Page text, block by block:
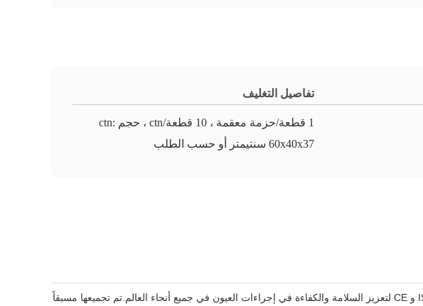
تفاصيل التغليف
1 قطعة/حزمة معقمة ، 10 قطعة/ctn ، حجم ctn:
60x40x37 سنتيمتر أو حسب الطلب
تم تصميم مجموعات الستائر الجراحية العينية القابلة للإستخدام المستخدمة المستخدمة مرة واحدة مع شهادة ISO 13485 و CE لتعزيز السلامة والكفاءة في إجراءات العيون في جميع أنحاء العالم.تم تجميعها مسبقاً